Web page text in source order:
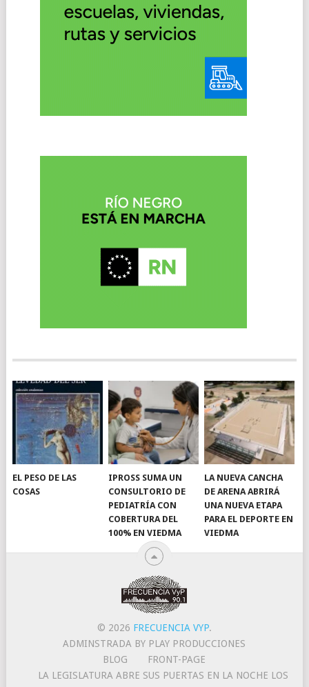
EL PESO DE LAS
COSAS
IPROSS SUMA UN
CONSULTORIO DE
PEDIATRÍA CON
COBERTURA DEL
100% EN VIEDMA
LA NUEVA CANCHA
DE ARENA ABRIRÁ
UNA NUEVA ETAPA
PARA EL DEPORTE EN
VIEDMA
© 2026 FRECUENCIA VYP.
ADMINSTRADA BY PLAY PRODUCCIONES
BLOG
FRONT-PAGE
LA LEGISLATURA ABRE SUS PUERTAS EN LA NOCHE LOS